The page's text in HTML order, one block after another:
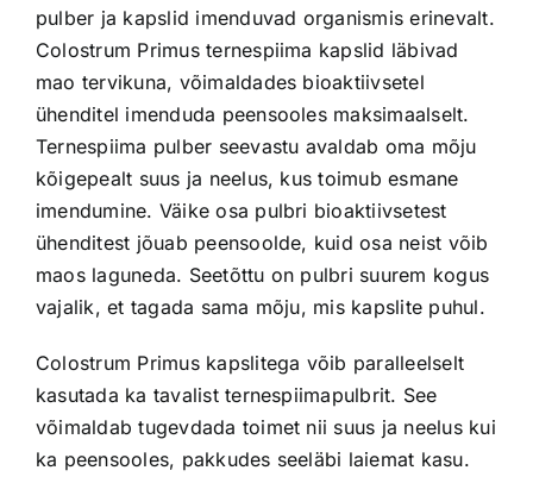
pulber ja kapslid imenduvad organismis erinevalt.
Colostrum Primus ternespiima kapslid läbivad
mao tervikuna, võimaldades bioaktiivsetel
ühenditel imenduda peensooles maksimaalselt.
Ternespiima pulber seevastu avaldab oma mõju
kõigepealt suus ja neelus, kus toimub esmane
imendumine. Väike osa pulbri bioaktiivsetest
ühenditest jõuab peensoolde, kuid osa neist võib
maos laguneda. Seetõttu on pulbri suurem kogus
vajalik, et tagada sama mõju, mis kapslite puhul.
Colostrum Primus kapslitega võib paralleelselt
kasutada ka tavalist ternespiimapulbrit. See
võimaldab tugevdada toimet nii suus ja neelus kui
ka peensooles, pakkudes seeläbi laiemat kasu.